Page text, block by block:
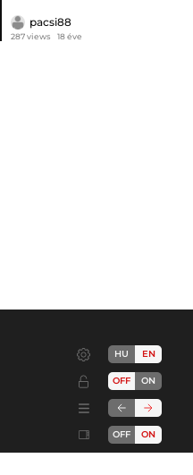
pacsi88
287 views 18 éve
HU EN
OFF ON
OFF ON